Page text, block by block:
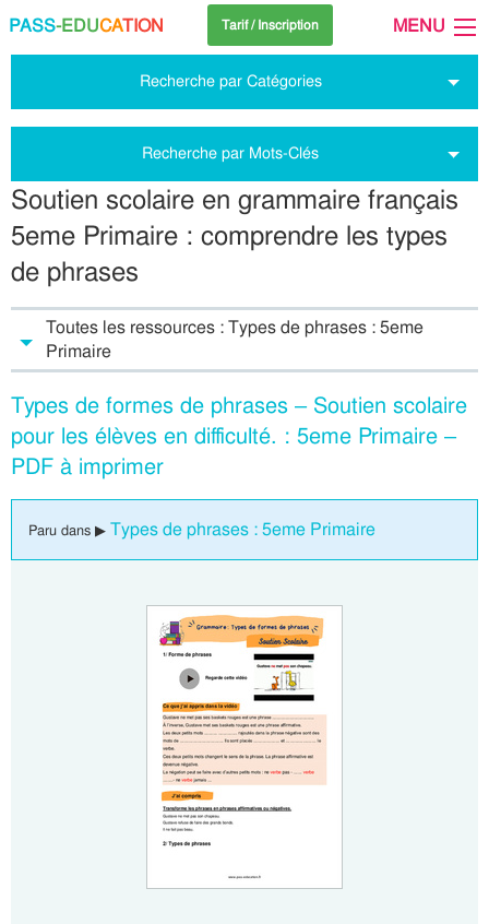
PASS-EDUCATION Tarif / Inscription MENU
Recherche par Catégories
Recherche par Mots-Clés
Soutien scolaire en grammaire français
5eme Primaire : comprendre les types
de phrases
Toutes les ressources : Types de phrases : 5eme
Primaire
Types de formes de phrases – Soutien scolaire
pour les élèves en difficulté. : 5eme Primaire –
PDF à imprimer
Paru dans ▶ Types de phrases : 5eme Primaire